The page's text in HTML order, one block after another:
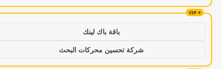
باقة باك لينك
شركة تحسين محركات البحث